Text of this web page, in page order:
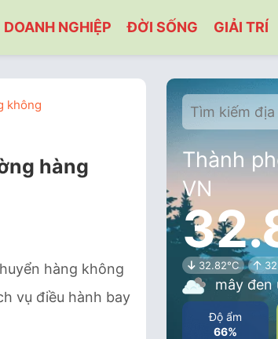
DOANH NGHIỆP ĐỜI SỐNG GIẢI TRÍ
không
hàng
hàng không
vụ điều hành bay
Thành
VN
32.82°C
mây đen
Độ ẩm
66%